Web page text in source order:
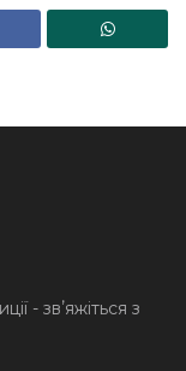
- звʼяжіться з